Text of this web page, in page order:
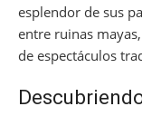
esplendor de sus
entre ruinas
de espectáculos